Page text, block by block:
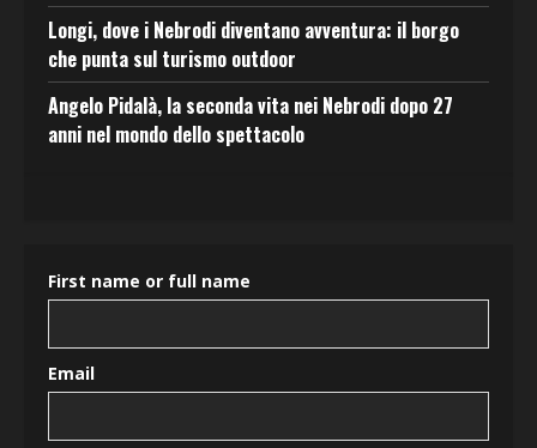
Longi, dove i Nebrodi diventano avventura: il borgo
che punta sul turismo outdoor
Angelo Pidalà, la seconda vita nei Nebrodi dopo 27
anni nel mondo dello spettacolo
First name or full name
Email